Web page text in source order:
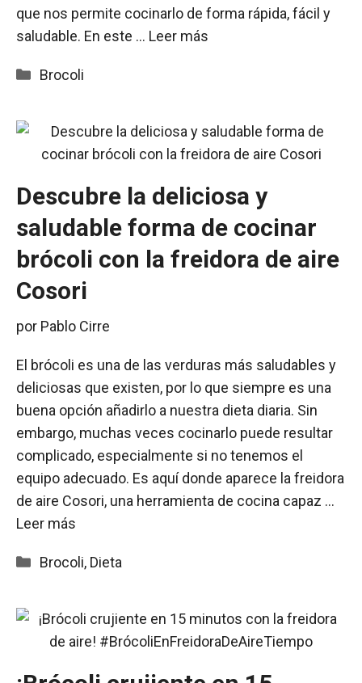
que nos permite cocinarlo de forma rápida, fácil y
saludable. En este … Leer más
Categorías
Brocoli
Descubre la deliciosa y
saludable forma de cocinar
brócoli con la freidora de aire
Cosori
por Pablo Cirre
El brócoli es una de las verduras más saludables y
deliciosas que existen, por lo que siempre es una
buena opción añadirlo a nuestra dieta diaria. Sin
embargo, muchas veces cocinarlo puede resultar
complicado, especialmente si no tenemos el
equipo adecuado. Es aquí donde aparece la freidora
de aire Cosori, una herramienta de cocina capaz …
Leer más
Categorías
Brocoli, Dieta